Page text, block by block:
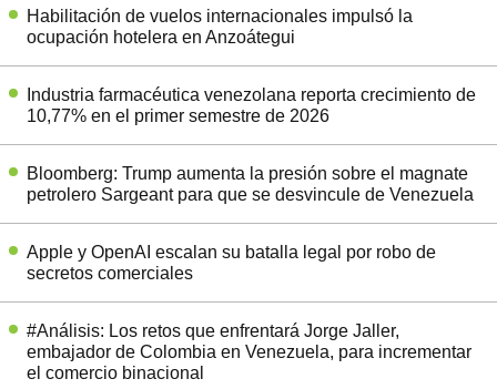
Habilitación de vuelos internacionales impulsó la
ocupación hotelera en Anzoátegui
Industria farmacéutica venezolana reporta crecimiento de
10,77% en el primer semestre de 2026
Bloomberg: Trump aumenta la presión sobre el magnate
petrolero Sargeant para que se desvincule de Venezuela
Apple y OpenAI escalan su batalla legal por robo de
secretos comerciales
#Análisis: Los retos que enfrentará Jorge Jaller,
embajador de Colombia en Venezuela, para incrementar
el comercio binacional